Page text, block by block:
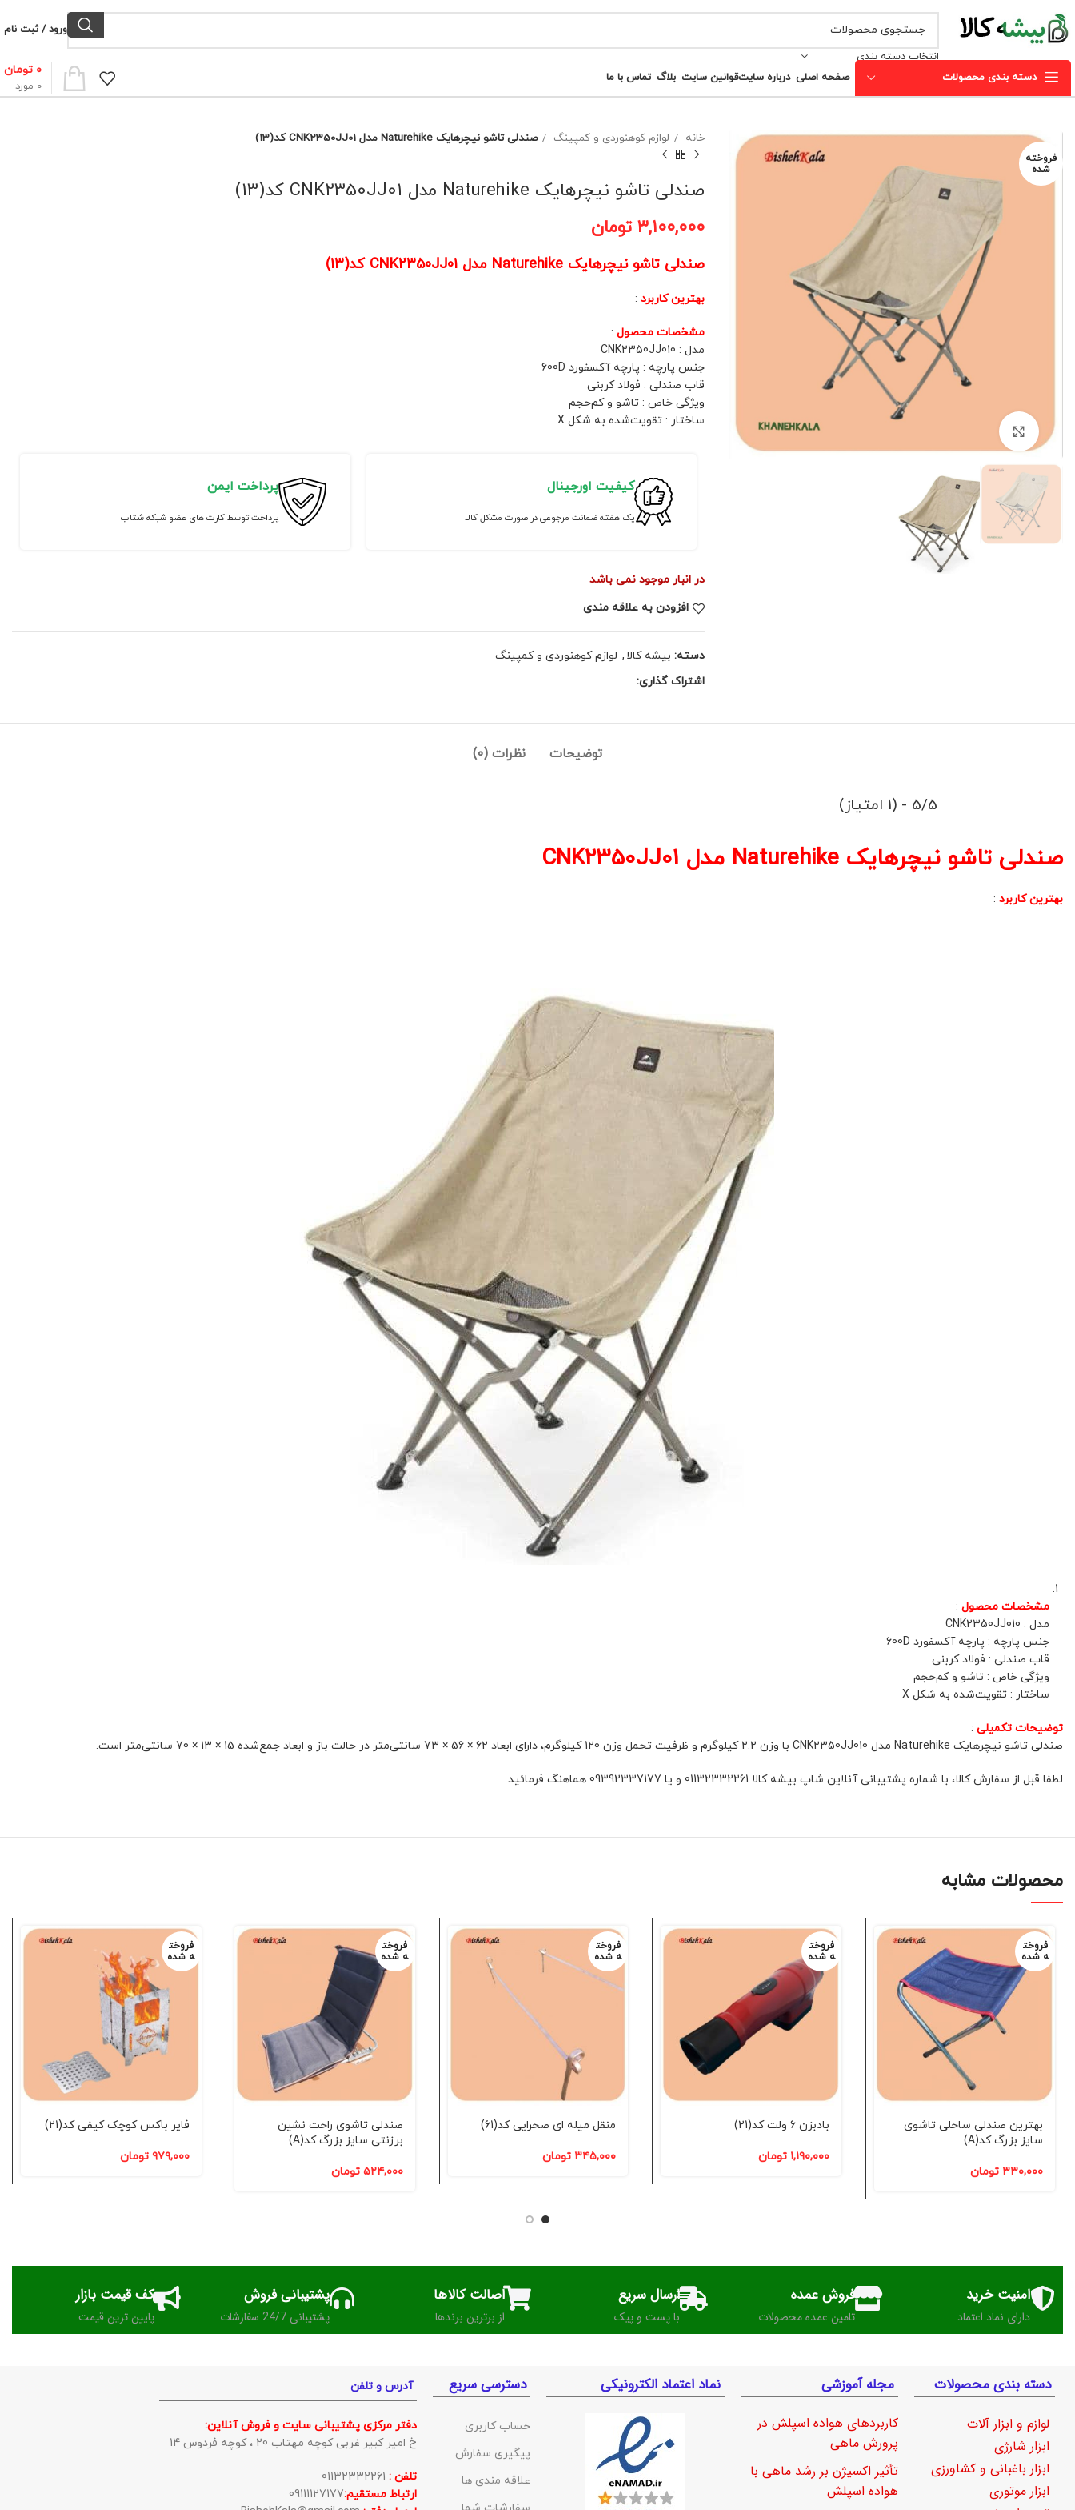
انتخاب دسته بندی
ورود / ثبت نام
دسته بندی محصولات صفحه اصلی درباره سایتقوانین سایت بلاگ تماس با ما
0 مورد
۰ تومان
فروخته
شده
خانه لوازم کوهنوردی و کمپینگ صندلی تاشو نیچرهایک Naturehike مدل CNK2350JJ01 کد(13)
صندلی تاشو نیچرهایک Naturehike مدل CNK2350JJ01 کد(13)
۳,۱۰۰,۰۰۰ تومان
صندلی تاشو نیچرهایک Naturehike مدل CNK2350JJ01 کد(13)
بهترین کاربرد :
مشخصات محصول :
مدل : CNK2350JJ010
جنس پارچه : پارچه آکسفورد 600D
قاب صندلی : فولاد کربنی
ویژگی خاص : تاشو و کم‌حجم
ساختار : تقویت‌شده به شکل X
کیفیت اورجینال
یک هفته ضمانت مرجوعی در صورت مشکل کالا
پرداخت ایمن
پرداخت توسط کارت های عضو شبکه شتاب
در انبار موجود نمی باشد
افزودن به علاقه مندی
دسته: بیشه کالا , لوازم کوهنوردی و کمپینگ
اشتراک گذاری:
توضیحات نظرات (0)
5/5 - (1 امتیاز)
صندلی تاشو نیچرهایک Naturehike مدل CNK2350JJ01
بهترین کاربرد :
مشخصات محصول :
مدل : CNK2350JJ010
جنس پارچه : پارچه آکسفورد 600D
قاب صندلی : فولاد کربنی
ویژگی خاص : تاشو و کم‌حجم
ساختار : تقویت‌شده به شکل X
توضیحات تکمیلی :
صندلی تاشو نیچرهایک Naturehike مدل CNK2350JJ010 با وزن 2.2 کیلوگرم و ظرفیت تحمل وزن 120 کیلوگرم، دارای ابعاد 62 × 56 × 73 سانتی‌متر در حالت باز و ابعاد جمع‌شده 15 × 13 × 70 سانتی‌متر است.
لطفا قبل از سفارش کالا، با شماره پشتیبانی آنلاین شاپ بیشه کالا 01132332261 و یا 09392337177 هماهنگ فرمائید
محصولات مشابه
فروخت
ه شده
بهترین صندلی ساحلی تاشوی
سایز بزرگ کد(A)
۳۳۰,۰۰۰ تومان
فروخت
ه شده
بادبزن 6 ولت کد(21)
۱,۱۹۰,۰۰۰ تومان
فروخت
ه شده
منقل میله ای صحرایی کد(61)
۳۴۵,۰۰۰ تومان
فروخت
ه شده
صندلی تاشوی راحت نشین
برزنتی سایز بزرگ کد(A)
۵۲۴,۰۰۰ تومان
فروخت
ه شده
فایر باکس کوچک کیفی کد(21)
۹۷۹,۰۰۰ تومان
امنیت خرید
دارای نماد اعتماد
فروش عمده
تامین عمده محصولات
ارسال سریع
با پست و پیک
اصالت کالاها
از برترین برندها
پشتیبانی فروش
پشتیبانی 24/7 سفارشات
کف قیمت بازار
پایین ترین قیمت
دسته بندی محصولات
لوازم و ابزار آلات
ابزار شارژی
ابزار باغبانی و کشاورزی
ابزار موتوری
مجله آموزشی
کاربردهای هواده اسپلش در
پرورش ماهی
تأثیر اکسیژن بر رشد ماهی با
هواده اسپلش
نماد اعتماد الکترونیکی دسترسی سریع
حساب کاربری
پیگیری سفارش
علاقه مندی ها
آدرس و تلفن
دفتر مرکزی پشتیبانی سایت و فروش آنلاین:
خ امیر کبیر غربی کوچه مهتاب 20 ، کوچه فردوس 14
تلفن :
ارتباط مستقیم:09111127177